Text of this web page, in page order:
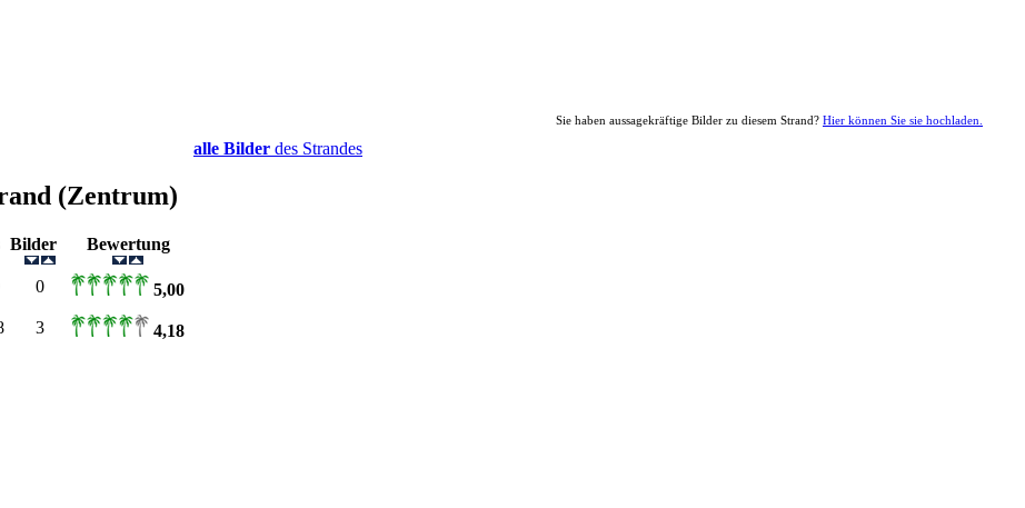
Sie haben aussagekräftige Bilder zu diesem Strand? Hier können Sie sie hochladen.
alle Bilder des Strandes
(Zentrum)
Bilder
Bewertung
0
5,00
3 4,18